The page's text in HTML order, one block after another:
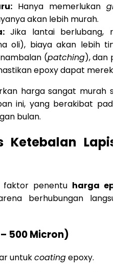
Hanya memerlukan
akan lebih murah.
Jika lantai berlubang,
oli), biaya akan lebih
(patching), dan
epoxy dapat
harga sangat murah
ini, yang berakibat
bulan.
Ketebalan
faktor penentu harga
berhubungan
500 Micron)
untukcoatingepoxy.